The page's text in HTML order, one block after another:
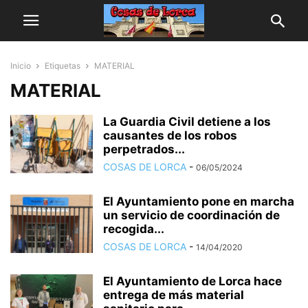
Inicio Etiquetas MATERIAL
MATERIAL
La Guardia Civil detiene a los
causantes de los robos
perpetrados...
COSAS DE LORCA - 06/05/2024
El Ayuntamiento pone en marcha
un servicio de coordinación de
recogida...
COSAS DE LORCA - 14/04/2020
El Ayuntamiento de Lorca hace
entrega de más material